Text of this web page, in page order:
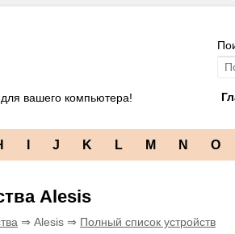
вашего компьютера!
J K L M N O
Alesis
⇒ Alesis ⇒ Полный список устройств